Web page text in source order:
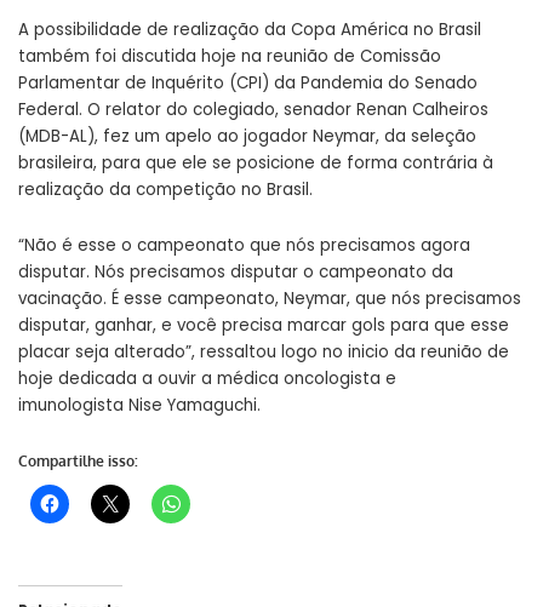
A possibilidade de realização da Copa América no Brasil
também foi discutida hoje na reunião de Comissão
Parlamentar de Inquérito (CPI) da Pandemia do Senado
Federal. O relator do colegiado, senador Renan Calheiros
(MDB-AL), fez um apelo ao jogador Neymar, da seleção
brasileira, para que ele se posicione de forma contrária à
realização da competição no Brasil.
“Não é esse o campeonato que nós precisamos agora
disputar. Nós precisamos disputar o campeonato da
vacinação. É esse campeonato, Neymar, que nós precisamos
disputar, ganhar, e você precisa marcar gols para que esse
placar seja alterado”, ressaltou logo no inicio da reunião de
hoje dedicada a ouvir a médica oncologista e
imunologista Nise Yamaguchi.
Compartilhe isso: